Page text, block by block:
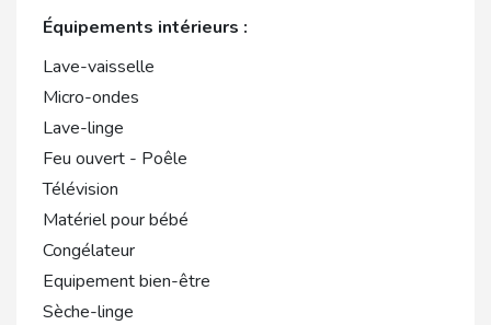
Équipements intérieurs :
Lave-vaisselle
Micro-ondes
Lave-linge
Feu ouvert - Poêle
Télévision
Matériel pour bébé
Congélateur
Equipement bien-être
Sèche-linge